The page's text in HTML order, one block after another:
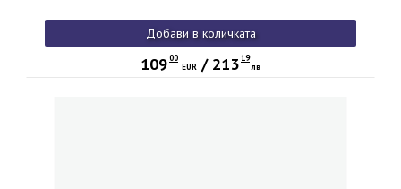
Добави в количката
10900
EUR / 21319
лв